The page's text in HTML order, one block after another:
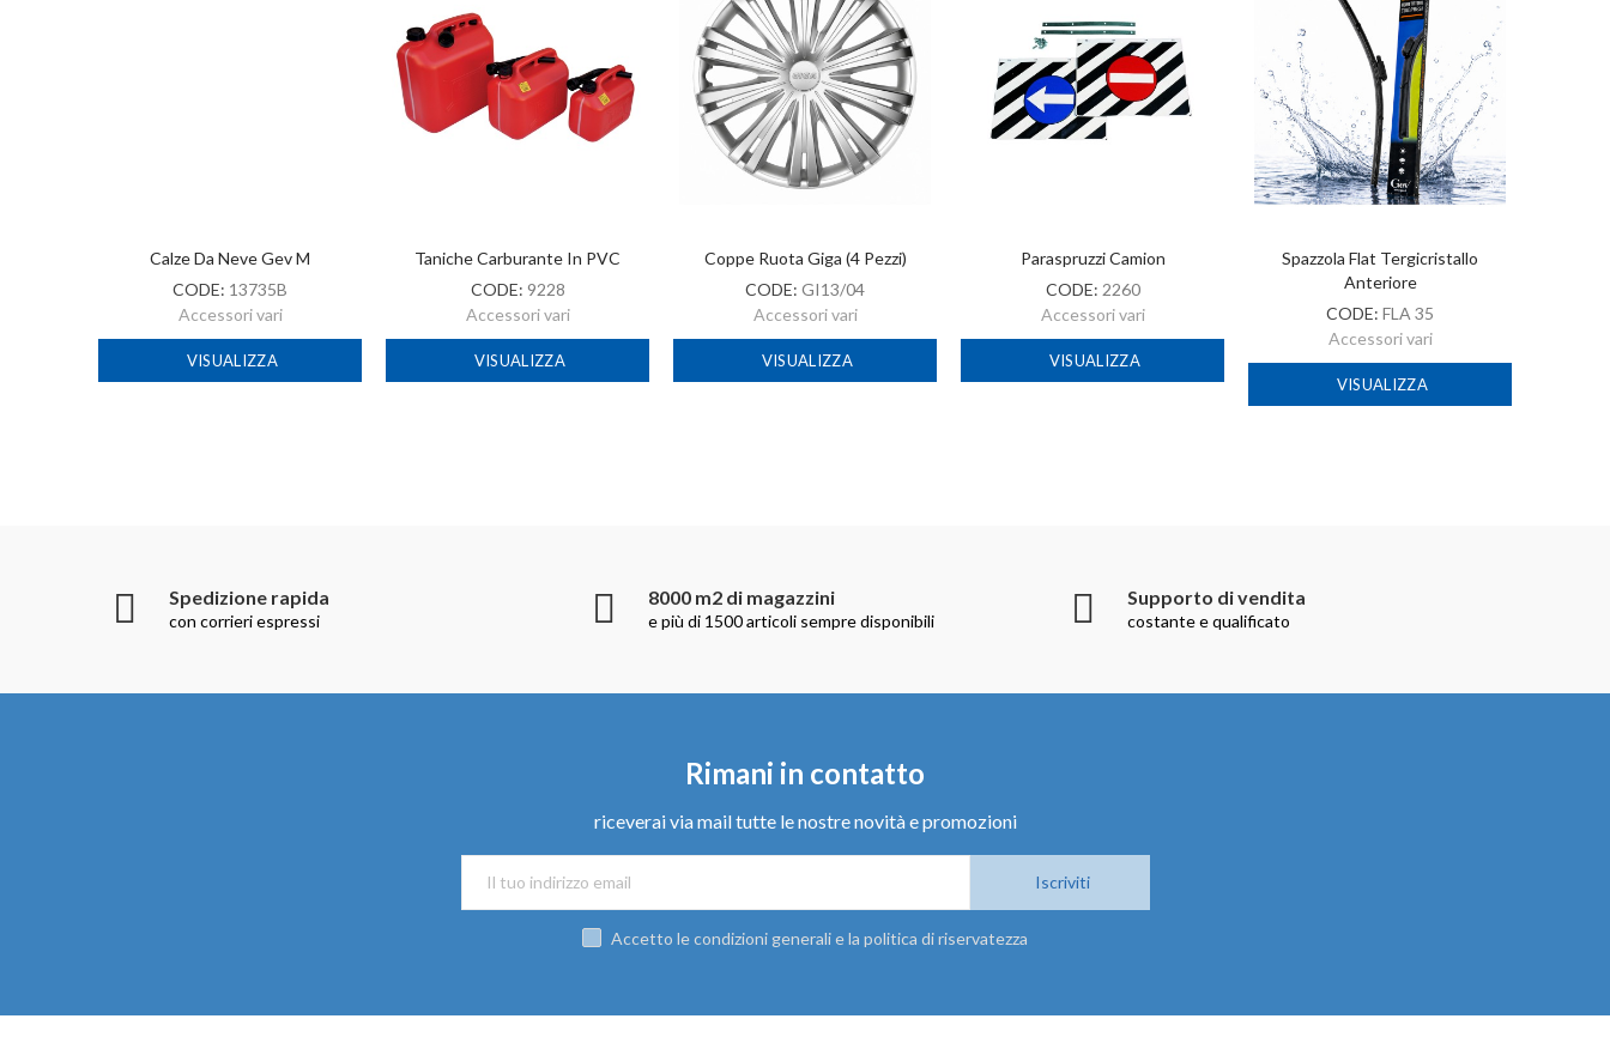
Calze Da Neve Gev M
CODE: 13735B
Accessori vari
VISUALIZZA
Taniche Carburante In PVC
CODE: 9228
Accessori vari
VISUALIZZA
Coppe Ruota Giga (4 Pezzi)
CODE: GI13/04
Accessori vari
VISUALIZZA
Paraspruzzi Camion
CODE: 2260
Accessori vari
VISUALIZZA
Spazzola Flat Tergicristallo
Anteriore
CODE: FLA 35
Accessori vari
VISUALIZZA
Spedizione rapida
con corrieri espressi
8000 m2 di magazzini
e più di 1500 articoli sempre disponibili
Supporto di vendita
costante e qualificato
Rimani in contatto
riceverai via mail tutte le nostre novità e promozioni
Iscriviti
Accetto le condizioni generali e la politica di riservatezza